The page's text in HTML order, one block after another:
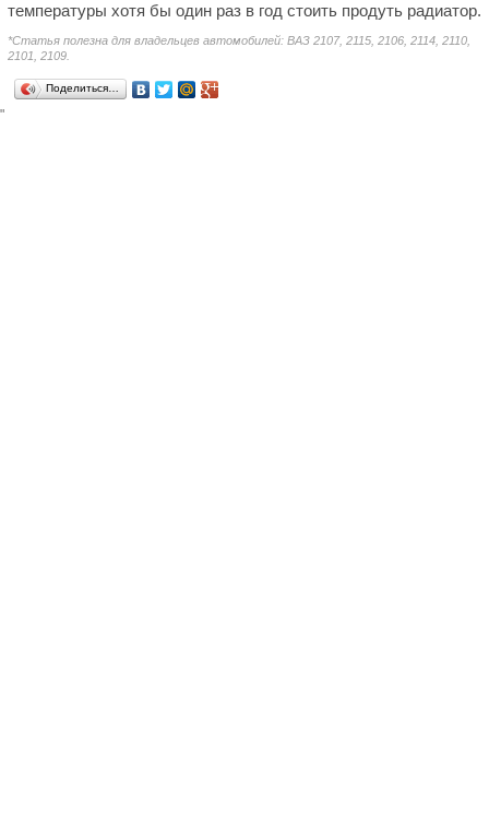
температуры хотя бы один раз в год стоить продуть радиатор.
*Статья полезна для владельцев автомобилей: ВАЗ 2107, 2115, 2106, 2114, 2110,
2101, 2109.
Поделиться…
"